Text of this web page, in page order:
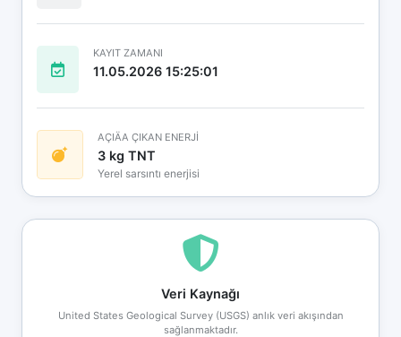
KAYIT ZAMANI
11.05.2026 15:25:01
AÇIÄA ÇIKAN ENERJİ
3 kg TNT
Yerel sarsıntı enerjisi
Veri Kaynağı
United States Geological Survey (USGS) anlık veri akışından
sağlanmaktadır.